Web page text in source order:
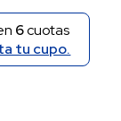
6cuotas
tu cupo.